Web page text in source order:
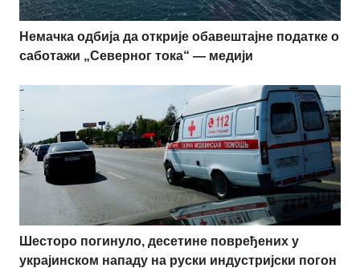
Немачка одбија да открије обавештајне податке о
саботажи „Северног тока“ — медији
Шесторо погинуло, десетине повређених у
украјинском нападу на руски индустријски погон